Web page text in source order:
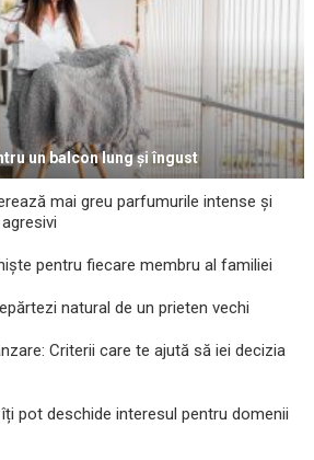
un balcon lung și îngust
mai greu parfumurile intense și
pentru fiecare membru al familiei
natural de un prieten vechi
Criterii care te ajută să iei decizia
pot deschide interesul pentru domenii